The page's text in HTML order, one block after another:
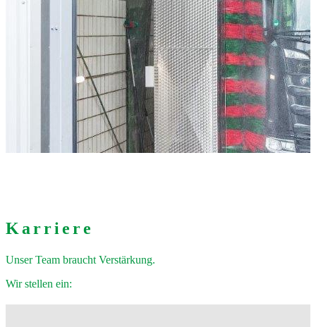
Karriere
Unser Team braucht Verstärkung.
Wir stellen ein: